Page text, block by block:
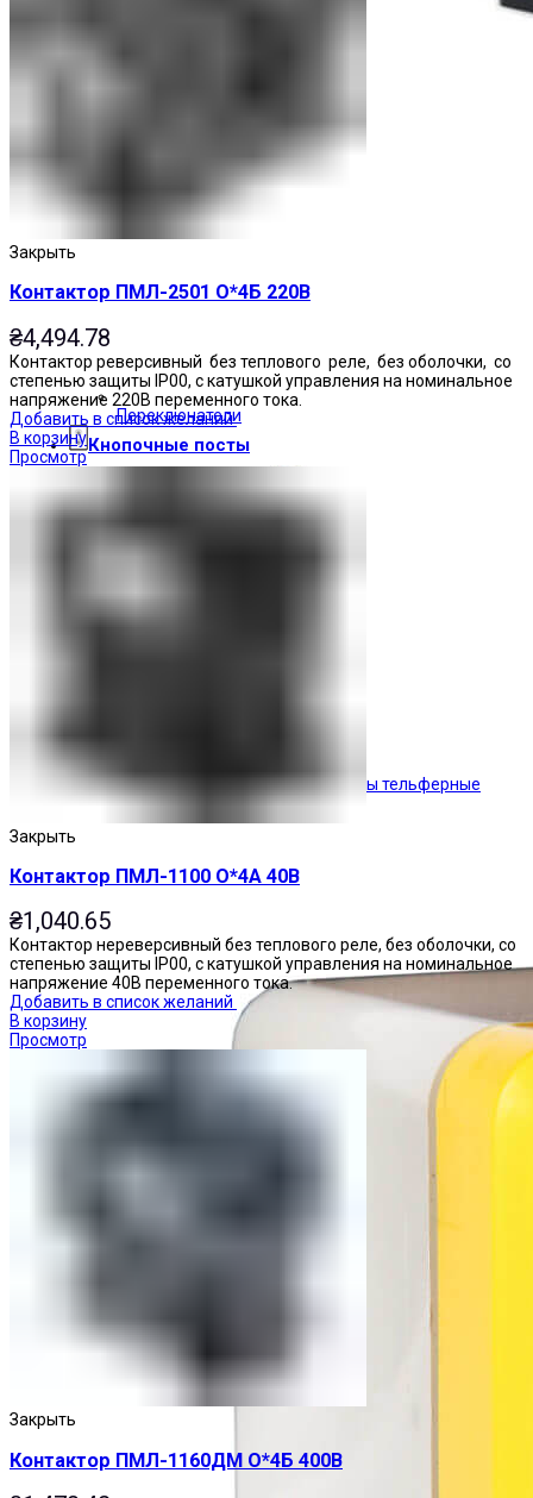
Переключатели
Кнопочные посты
Посты тельферные
Закрыть
Контактор ПМЛ-2501 О*4Б 220В
₴4,494.78
Контактор реверсивный без теплового реле, без оболочки, со
степенью защиты IP00, с катушкой управления на номинальное
напряжение 220В переменного тока.
Добавить в список желаний
В корзину
Просмотр
Закрыть
Контактор ПМЛ-1100 О*4А 40В
₴1,040.65
Контактор нереверсивный без теплового реле, без оболочки, со
степенью защиты IP00, с катушкой управления на номинальное
напряжение 40В переменного тока.
Добавить в список желаний
В корзину
Просмотр
Закрыть
Контактор ПМЛ-1160ДМ О*4Б 400В